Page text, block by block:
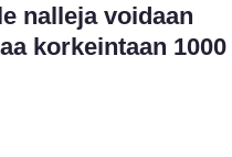
nalleja voidaan
korkeintaan 1000